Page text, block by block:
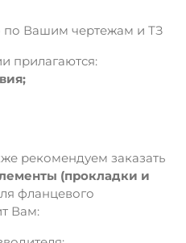
по Вашим чертежам и ТЗ
прилагаются:
рекомендуем заказать
(прокладки и
фланцевого
Вам: